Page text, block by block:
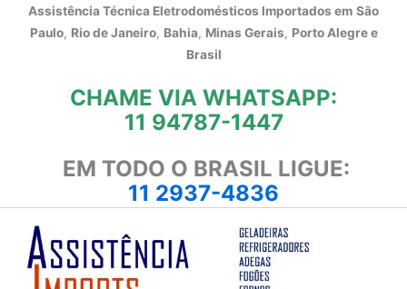
Assistência Técnica Eletrodomésticos Importados em São
Paulo, Rio de Janeiro, Bahia, Minas Gerais, Porto Alegre e
Brasil
CHAME VIA WHATSAPP:
11 94787-1447
EM TODO O BRASIL LIGUE:
11 2937-4836